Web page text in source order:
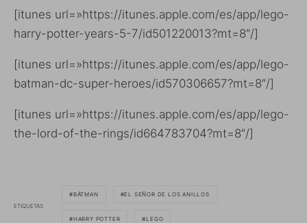
[itunes url=»https://itunes.apple.com/es/app/lego-
harry-potter-years-5-7/id501220013?mt=8″/]
[itunes url=»https://itunes.apple.com/es/app/lego-
batman-dc-super-heroes/id570306657?mt=8″/]
[itunes url=»https://itunes.apple.com/es/app/lego-
the-lord-of-the-rings/id664783704?mt=8″/]
ETIQUETAS
BÁTMAN EL SEÑOR DE LOS ANILLOS
HARRY POTTER LEGO